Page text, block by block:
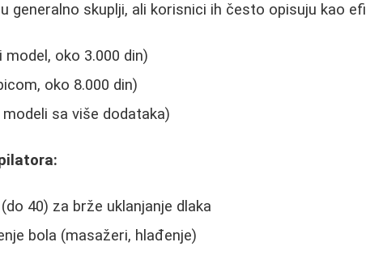
generalno skuplji, ali korisnici ih često opisuju kao
model, oko 3.000 din)
oko 8.000 din)
modeli sa više dodataka)
40) za brže uklanjanje dlaka
bola (masažeri, hlađenje)